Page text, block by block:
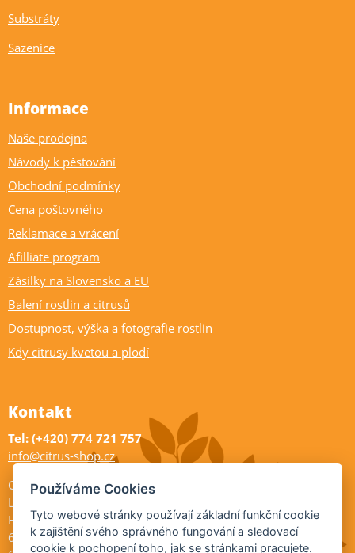
Substráty
Sazenice
Informace
Naše prodejna
Návody k pěstování
Obchodní podmínky
Cena poštovného
Reklamace a vrácení
Afilliate program
Zásilky na Slovensko a EU
Balení rostlin a citrusů
Dostupnost, výška a fotografie rostlin
Kdy citrusy kvetou a plodí
Kontakt
Tel: (+420) 774 721 757
info@citrus-shop.cz
Citrus shop zahradnictví
Legionářů 2
Hodonín
695 01
Používáme Cookies
Tyto webové stránky používají základní funkční cookie
k zajištění svého správného fungování a sledovací
cookie k pochopení toho, jak se stránkami pracujete.